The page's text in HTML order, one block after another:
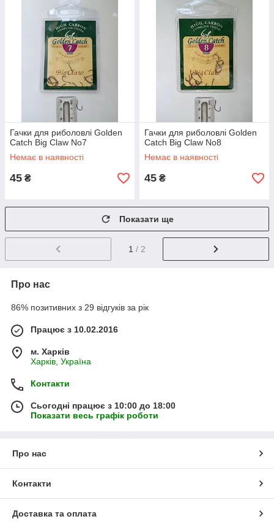
Гачки для риболовлі Golden
Catch Big Claw No7
Немає в наявності
45 ₴
Гачки для риболовлі Golden
Catch Big Claw No8
Немає в наявності
45 ₴
Показати ще
1 / 2
Про нас
86% позитивних з 29 відгуків за рік
Працює з 10.02.2016
м. Харків
Харків, Україна
Контакти
Сьогодні працює з 10:00 до 18:00
Показати весь графік роботи
Про нас
Контакти
Доставка та оплата